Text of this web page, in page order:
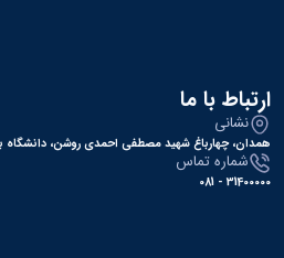
ارتباط با ما
نشانی
همدان، چهارباغ شهید مصطفی احمدی روشن، دانشگاه
شماره تماس
31400000 - 081